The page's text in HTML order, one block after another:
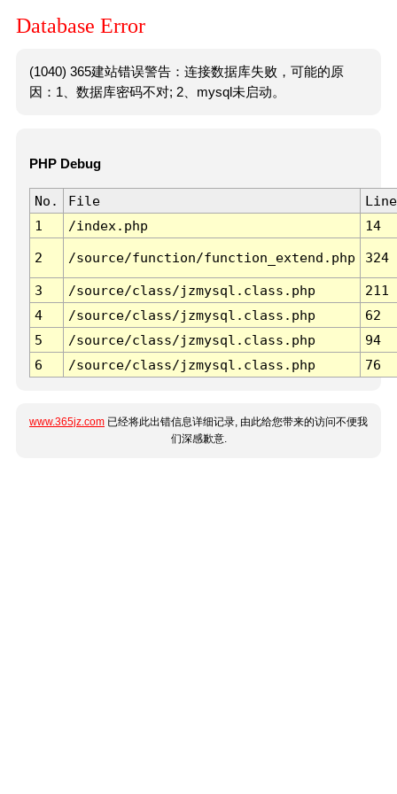
Database Error
(1040) 365建站错误警告：连接数据库失败，可能的原
因：1、数据库密码不对; 2、mysql未启动。
PHP Debug
No. File
Line
1
/index.php 14
2 /source/function/function_extend.php 324
3 /source/class/jzmysql.class.php
211
4
/source/class/jzmysql.class.php
62
5
/source/class/jzmysql.class.php
94
6
/source/class/jzmysql.class.php 76
www.365jz.com 已经将此出错信息详细记录, 由此给您带来的访问不便我
们深感歉意.